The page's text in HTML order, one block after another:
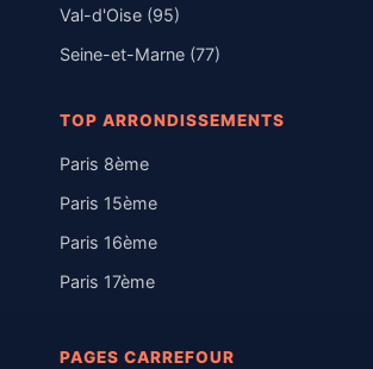
Val-d'Oise (95)
Seine-et-Marne (77)
TOP ARRONDISSEMENTS
Paris 8ème
Paris 15ème
Paris 16ème
Paris 17ème
PAGES CARREFOUR